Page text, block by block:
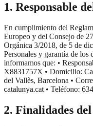
1. Responsable
En cumplimiento del
Europeo y del Consejo de
Orgánica 3/2018, de 5 de
Personales y garantía de
informamos que: •
X8831757X • Domicilio:
del Vallès, Barcelona •
catalunya.cat • Teléfono:
2. Finalidades